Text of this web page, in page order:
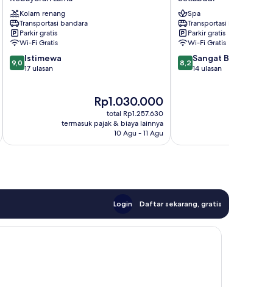
Jakarta
Kebayoran
Lama
Kolam renang
Transportasi bandara
Parkir gratis
Wi-Fi Gratis
9.0
dari
9,0 Istimewa
17 ulasan
Harga
sekarang
Rp1.030.000
Rp1.030.000
total Rp1.257.630
termasuk pajak & biaya lainnya
10 Agu - 11 Agu
Setiabudi
Spa
Transportasi bandara
Parkir gratis
Wi-Fi Gratis
8.2
dari
8,2 Sangat Baik
14 ulasan
Login Daftar sekarang, gratis